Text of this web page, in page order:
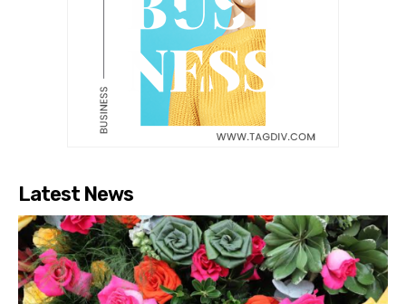
Latest News